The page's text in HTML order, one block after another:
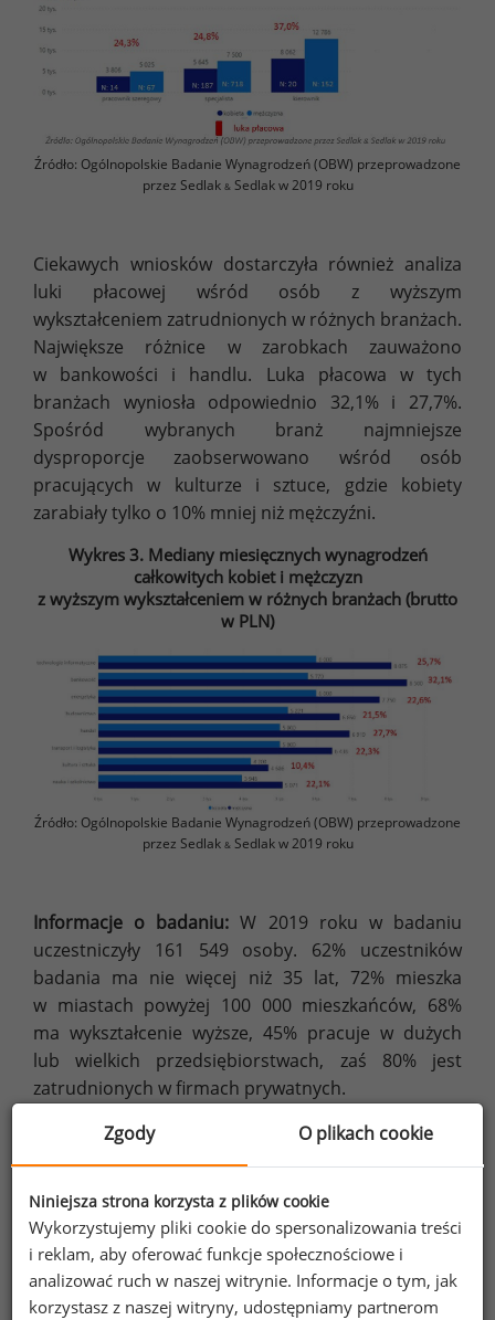
Źródło: Ogólnopolskie Badanie Wynagrodzeń (OBW) przeprowadzone
przez Sedlak &Sedlak w 2019 roku
Ciekawych wniosków dostarczyła również analiza
luki płacowej wśród osób z wyższym
wykształceniem zatrudnionych w różnych branżach.
Największe różnice w zarobkach zauważono
w bankowości i handlu. Luka płacowa w tych
branżach wyniosła odpowiednio 32,1% i 27,7%.
Spośród wybranych branż najmniejsze
dysproporcje zaobserwowano wśród osób
pracujących w kulturze i sztuce, gdzie kobiety
zarabiały tylko o 10% mniej niż mężczyźni.
Wykres 3. Mediany miesięcznych wynagrodzeń
całkowitych kobiet i mężczyzn
z wyższym wykształceniem w różnych branżach (brutto
w PLN)
Źródło: Ogólnopolskie Badanie Wynagrodzeń (OBW) przeprowadzone
przez Sedlak &Sedlak w 2019 roku
Informacje o badaniu: W 2019 roku w badaniu
uczestniczyły 161 549 osoby. 62% uczestników
badania ma nie więcej niż 35 lat, 72% mieszka
w miastach powyżej 100 000 mieszkańców, 68%
ma wykształcenie wyższe, 45% pracuje w dużych
lub wielkich przedsiębiorstwach, zaś 80% jest
zatrudnionych w firmach prywatnych.
Powyższy artykuł zawiera jedynie wybrane dane
spośród tych, które posiadamy.
Jeśli są Państwo zainteresowani szczegółowym
raportem na temat wynagrodzeń
zapraszamy dokontaktu.
Zgody O plikach cookie
Niniejsza strona korzysta z plików cookie
Wykorzystujemy pliki cookie do spersonalizowania treści
i reklam, aby oferować funkcje społecznościowe i
analizować ruch w naszej witrynie. Informacje o tym, jak
korzystasz z naszej witryny, udostępniamy partnerom